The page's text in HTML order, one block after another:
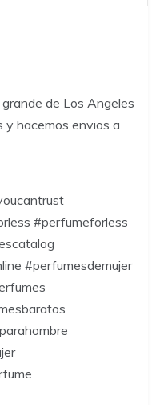
de Los Angeles
y hacemos envios a
#perfumeforless
#perfumesdemujer